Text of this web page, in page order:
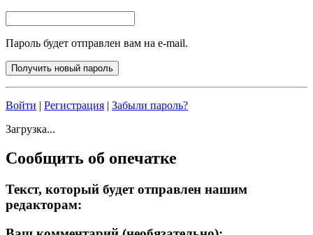
Пароль будет отправлен вам на e-mail.
Войти | Регистрация | Забыли пароль?
Загрузка...
Сообщить об опечатке
Текст, который будет отправлен нашим
редакторам: